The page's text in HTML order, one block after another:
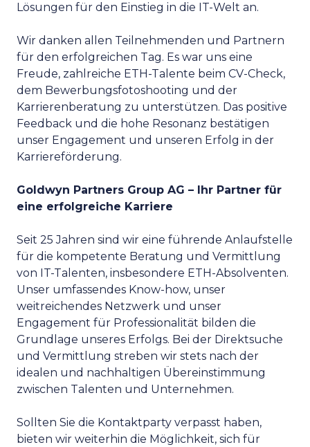
Lösungen für den Einstieg in die IT-Welt an.
Wir danken allen Teilnehmenden und Partnern
für den erfolgreichen Tag. Es war uns eine
Freude, zahlreiche ETH-Talente beim CV-Check,
dem Bewerbungsfotoshooting und der
Karrierenberatung zu unterstützen. Das positive
Feedback und die hohe Resonanz bestätigen
unser Engagement und unseren Erfolg in der
Karriereförderung.
Goldwyn Partners Group AG – Ihr Partner für
eine erfolgreiche Karriere
Seit 25 Jahren sind wir eine führende Anlaufstelle
für die kompetente Beratung und Vermittlung
von IT-Talenten, insbesondere ETH-Absolventen.
Unser umfassendes Know-how, unser
weitreichendes Netzwerk und unser
Engagement für Professionalität bilden die
Grundlage unseres Erfolgs. Bei der Direktsuche
und Vermittlung streben wir stets nach der
idealen und nachhaltigen Übereinstimmung
zwischen Talenten und Unternehmen.
Sollten Sie die Kontaktparty verpasst haben,
bieten wir weiterhin die Möglichkeit, sich für